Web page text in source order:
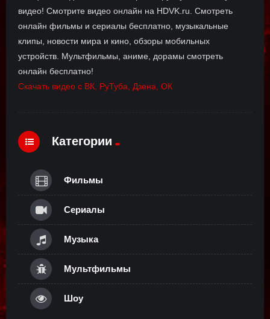
видео! Смотрите видео онлайн на HDVK.ru. Смотреть
онлайн фильмы и сериалы бесплатно, музыкальные
клипы, новости мира и кино, обзоры мобильных
устройств. Мультфильмы, аниме, дорамы смотреть
онлайн бесплатно!
Скачать видео с ВК, РуТуба, Дзена, ОК
Категории
Фильмы
Сериалы
Музыка
Мультфильмы
Шоу